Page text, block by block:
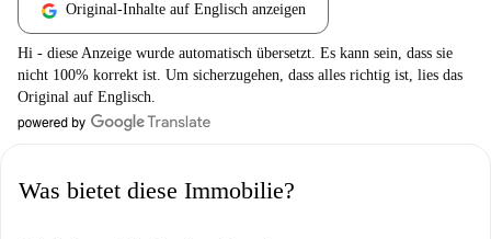
Original-Inhalte auf Englisch anzeigen
Hi - diese Anzeige wurde automatisch übersetzt. Es kann sein, dass sie
nicht 100% korrekt ist. Um sicherzugehen, dass alles richtig ist, lies das
Original auf Englisch.
Was bietet diese Immobilie?